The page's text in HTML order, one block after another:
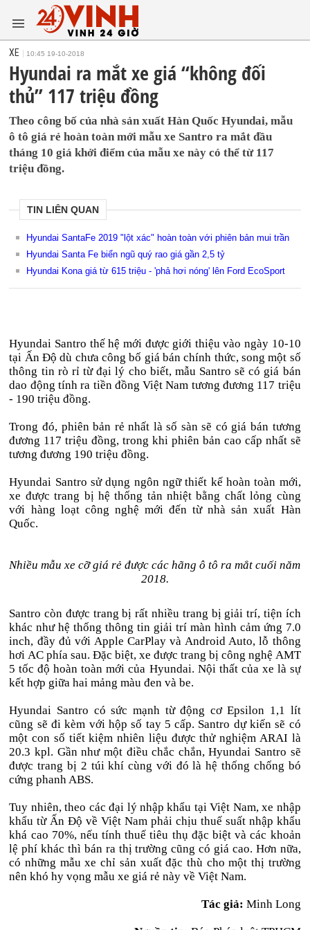
XE 10:45 19-10-2018
Hyundai ra mắt xe giá “không đối
thủ” 117 triệu đồng
Theo công bố của nhà sản xuất Hàn Quốc Hyundai, mẫu
ô tô giá rẻ hoàn toàn mới mẫu xe Santro ra mắt đầu
tháng 10 giá khởi điểm của mẫu xe này có thể từ 117
triệu đồng.
TIN LIÊN QUAN
Hyundai SantaFe 2019 "lột xác" hoàn toàn với phiên bản mui trần
Hyundai Santa Fe biển ngũ quý rao giá gần 2,5 tỷ
Hyundai Kona giá từ 615 triệu - 'phả hơi nóng' lên Ford EcoSport
Hyundai Santro thế hệ mới được giới thiệu vào ngày 10-10
tại Ấn Độ dù chưa công bố giá bán chính thức, song một số
thông tin rò rỉ từ đại lý cho biết, mẫu Santro sẽ có giá bán
dao động tính ra tiền đồng Việt Nam tương đương 117 triệu
- 190 triệu đồng.
Trong đó, phiên bản rẻ nhất là số sàn sẽ có giá bán tương
đương 117 triệu đồng, trong khi phiên bản cao cấp nhất sẽ
tương đương 190 triệu đồng.
Hyundai Santro sử dụng ngôn ngữ thiết kế hoàn toàn mới,
xe được trang bị hệ thống tản nhiệt bằng chất lỏng cùng
với hàng loạt công nghệ mới đến từ nhà sản xuất Hàn
Quốc.
Nhiều mẫu xe cỡ giá rẻ được các hãng ô tô ra mắt cuối năm
2018.
Santro còn được trang bị rất nhiều trang bị giải trí, tiện ích
khác như hệ thống thông tin giải trí màn hình cảm ứng 7.0
inch, đầy đủ với Apple CarPlay và Android Auto, lỗ thông
hơi AC phía sau. Đặc biệt, xe được trang bị công nghệ AMT
5 tốc độ hoàn toàn mới của Hyundai. Nội thất của xe là sự
kết hợp giữa hai mảng màu đen và be.
Hyundai Santro có sức mạnh từ động cơ Epsilon 1,1 lít
cũng sẽ đi kèm với hộp số tay 5 cấp. Santro dự kiến sẽ có
một con số tiết kiệm nhiên liệu được thử nghiệm ARAI là
20.3 kpl. Gần như một điều chắc chắn, Hyundai Santro sẽ
được trang bị 2 túi khí cùng với đó là hệ thống chống bó
cứng phanh ABS.
Tuy nhiên, theo các đại lý nhập khẩu tại Việt Nam, xe nhập
khẩu từ Ấn Độ về Việt Nam phải chịu thuế suất nhập khẩu
khá cao 70%, nếu tính thuế tiêu thụ đặc biệt và các khoản
lệ phí khác thì bán ra thị trường cũng có giá cao. Hơn nữa,
có những mẫu xe chỉ sản xuất đặc thù cho một thị trường
nên khó hy vọng mẫu xe giá rẻ này về Việt Nam.
Tác giả: Minh Long